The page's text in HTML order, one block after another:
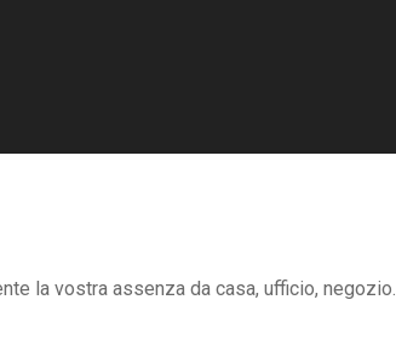
la vostra assenza da casa, ufficio, negozio.